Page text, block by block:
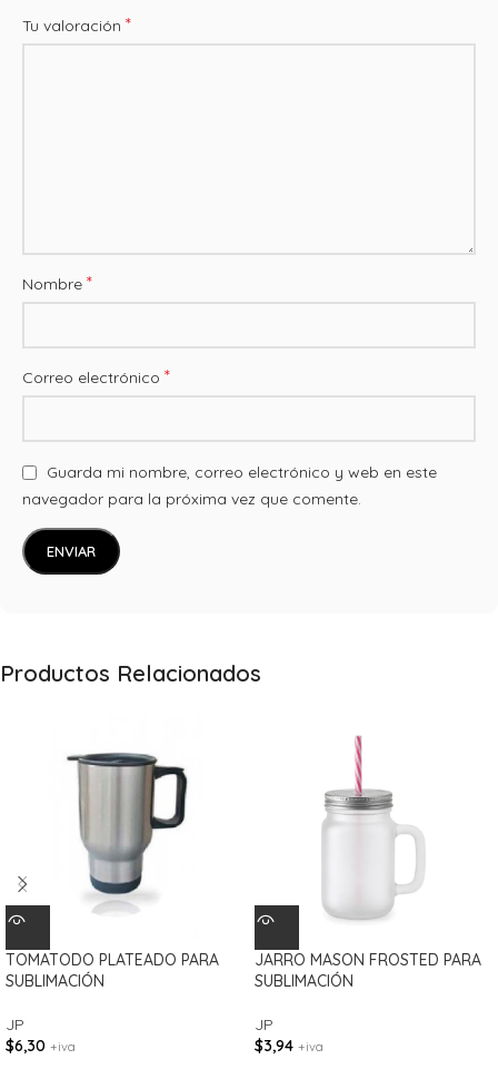
Tu valoración *
Nombre *
Correo electrónico *
Guarda mi nombre, correo electrónico y web en este
navegador para la próxima vez que comente.
Productos Relacionados
TOMATODO PLATEADO PARA
SUBLIMACIÓN
JP
$6,30 +iva
JARRO MASON FROSTED PARA
SUBLIMACIÓN
JP
$3,94 +iva